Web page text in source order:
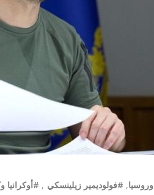
وروسيا, #فولوديمير زيلينسكي , #أوكرانيا